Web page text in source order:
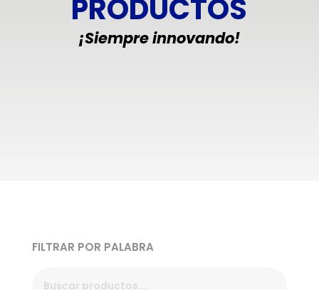
PRODUCTOS
¡Siempre innovando!
FILTRAR POR PALABRA